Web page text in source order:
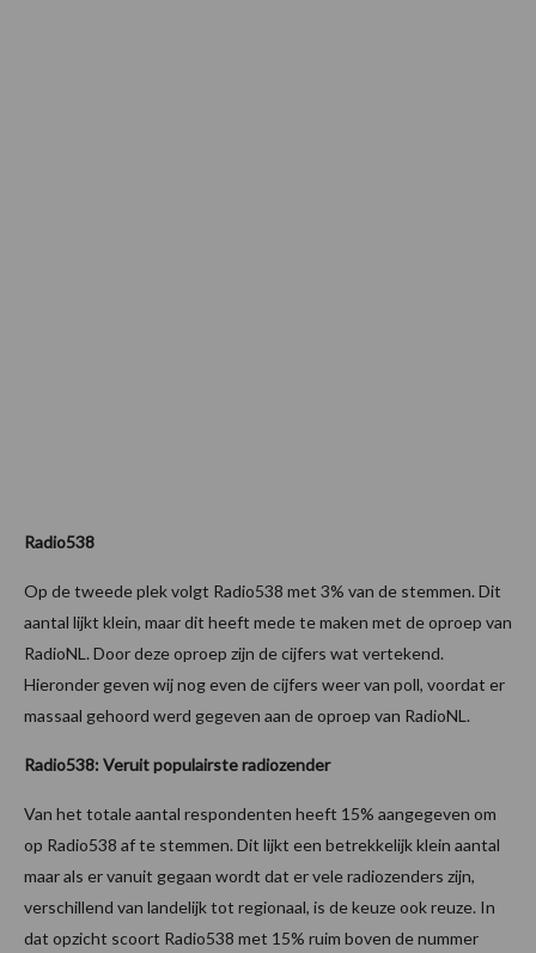
Radio538
Op de tweede plek volgt Radio538 met 3% van de stemmen. Dit
aantal lijkt klein, maar dit heeft mede te maken met de oproep van
RadioNL. Door deze oproep zijn de cijfers wat vertekend.
Hieronder geven wij nog even de cijfers weer van poll, voordat er
massaal gehoord werd gegeven aan de oproep van RadioNL.
Radio538: Veruit populairste radiozender
Van het totale aantal respondenten heeft 15% aangegeven om
op Radio538 af te stemmen. Dit lijkt een betrekkelijk klein aantal
maar als er vanuit gegaan wordt dat er vele radiozenders zijn,
verschillend van landelijk tot regionaal, is de keuze ook reuze. In
dat opzicht scoort Radio538 met 15% ruim boven de nummer